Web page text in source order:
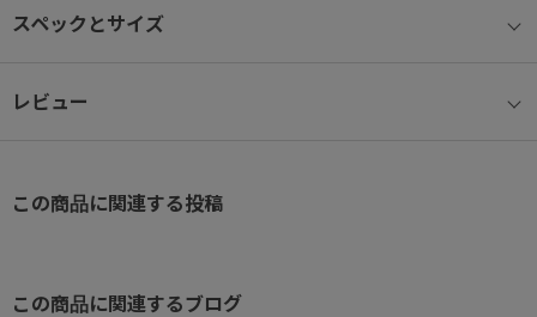
ちょっとした荷物の出し入れや、移動中のアイテム管理に便利で
●キャスターストッパー付き
スペックとサイズ
レビュー
この商品に関連する投稿
この商品に関連するブログ